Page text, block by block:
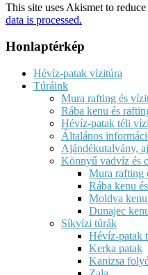
This site uses Akismet to reduce
data is processed.
Honlaptérkép
Hévíz-patak vízitúra
Túráink
Mura rafting és
Rába kenu és
Hévíz-patak téli
Általános
Ajándékutalvány,
Könnyű vadvíz és
Mura rafting
Rába kenu
Moldva
Dunajec
Síkvízi túrák
Hévíz-patak
Kerka patak
Kanizsa